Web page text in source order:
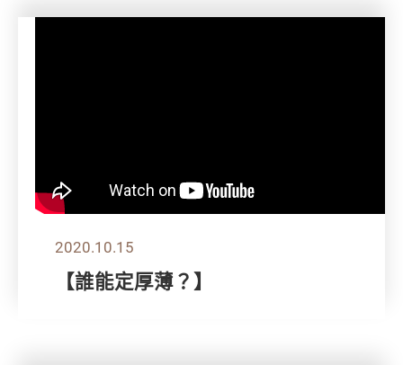
2020.10.15
【誰能定厚薄？】